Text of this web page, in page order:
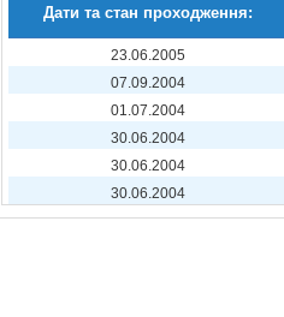
Дати та стан проходження:
23.06.2005
07.09.2004
01.07.2004
30.06.2004
30.06.2004
30.06.2004